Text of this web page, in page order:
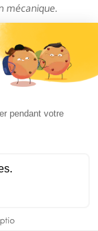
mécanique.
Politique de